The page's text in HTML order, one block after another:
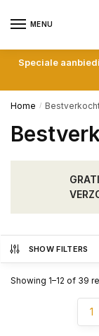
MENU
Speciale
Home /
SHOW FILTERS
Showing 1–12 of 39
1